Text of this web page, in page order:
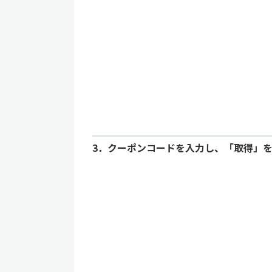
3．クーポンコードを入力し、「取得」